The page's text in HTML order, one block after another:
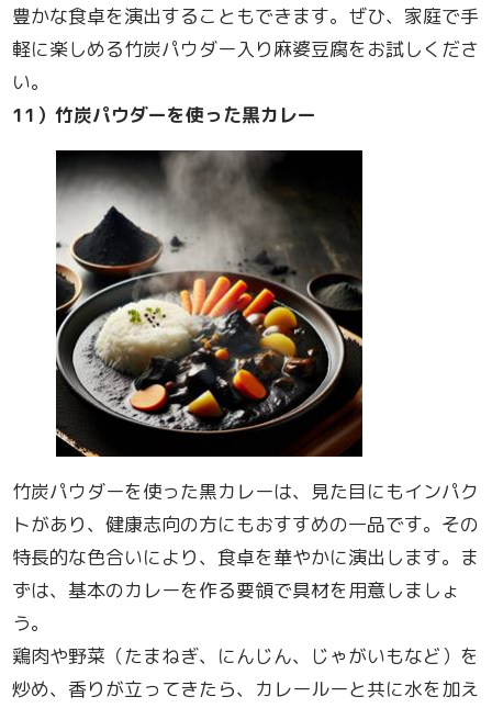
豊かな食卓を演出することもできます。ぜひ、家庭で手
軽に楽しめる竹炭パウダー入り麻婆豆腐をお試しくださ
い。
11 ）竹炭パウダーを使った黒カレー
竹炭パウダーを使った黒カレーは、見た目にもインパク
トがあり、健康志向の方にもおすすめの一品です。その
特長的な色合いにより、食卓を華やかに演出します。ま
ずは、基本のカレーを作る要領で具材を用意しましょ
う。
鶏肉や野菜（たまねぎ、にんじん、じゃがいもなど）を
炒め、香りが立ってきたら、カレールーと共に水を加え